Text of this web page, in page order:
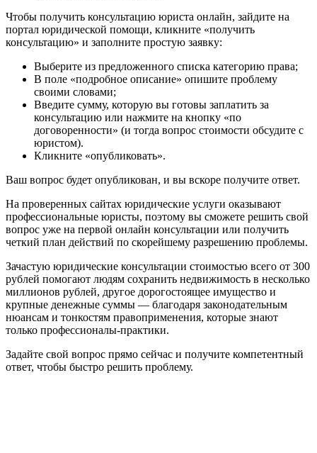
Чтобы получить консультацию юриста онлайн, зайдите на
портал юридической помощи, кликните «получить
консультацию» и заполните простую заявку:
Выберите из предложенного списка категорию права;
В поле «подробное описание» опишите проблему
своими словами;
Введите сумму, которую вы готовы заплатить за
консультацию или нажмите на кнопку «по
договоренности» (и тогда вопрос стоимости обсудите с
юристом).
Кликните «опубликовать».
Ваш вопрос будет опубликован, и вы вскоре получите ответ.
На проверенных сайтах юридические услуги оказывают
профессиональные юристы, поэтому вы сможете решить свой
вопрос уже на первой онлайн консультации или получить
четкий план действий по скорейшему разрешению проблемы.
Зачастую юридические консультации стоимостью всего от 300
рублей помогают людям сохранить недвижимость в несколько
миллионов рублей, другое дорогостоящее имущество и
крупные денежные суммы — благодаря законодательным
нюансам и тонкостям правоприменения, которые знают
только профессионалы-практики.
Задайте свой вопрос прямо сейчас и получите компетентный
ответ, чтобы быстро решить проблему.